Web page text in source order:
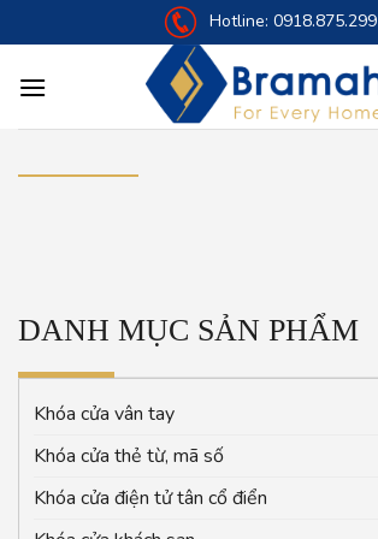
to
Hotline: 0918.875.299
DANH MỤC SẢN PHẨM
Khóa cửa vân tay
Khóa cửa thẻ từ, mã số
Khóa cửa điện tử tân cổ điển